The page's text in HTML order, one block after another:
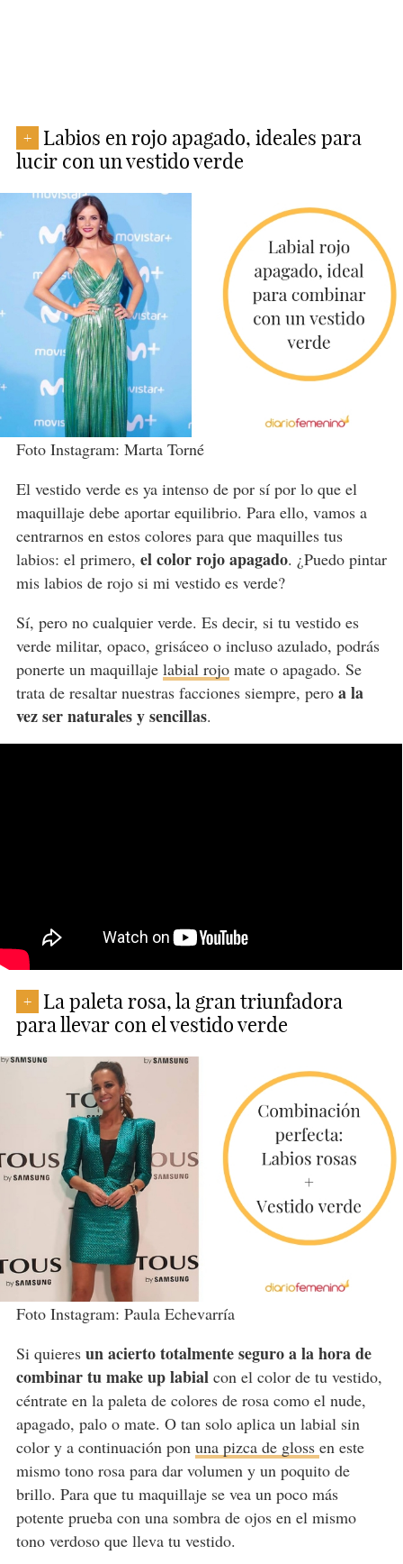
+
Labios en rojo apagado, ideales para
lucir con un vestido verde
Foto Instagram: Marta Torné
El vestido verde es ya intenso de por sí por lo que el
maquillaje debe aportar equilibrio. Para ello, vamos a
centrarnos en estos colores para que maquilles tus
labios: el primero, el color rojo apagado. ¿Puedo pintar
mis labios de rojo si mi vestido es verde?
Sí, pero no cualquier verde. Es decir, si tu vestido es
verde militar, opaco, grisáceo o incluso azulado, podrás
ponerte un maquillaje labial rojomate o apagado. Se
trata de resaltar nuestras facciones siempre, pero a la
vez ser naturales y sencillas.
+
La paleta rosa, la gran triunfadora
para llevar con el vestido verde
Foto Instagram: Paula Echevarría
Si quieres un acierto totalmente seguro a la hora de
combinar tu make up labial con el color de tu vestido,
céntrate en la paleta de colores de rosa como el nude,
apagado, palo o mate. O tan solo aplica un labial sin
color y a continuación pon una pizca de gloss en este
mismo tono rosa para dar volumen y un poquito de
brillo. Para que tu maquillaje se vea un poco más
potente prueba con una sombra de ojos en el mismo
tono verdoso que lleva tu vestido.